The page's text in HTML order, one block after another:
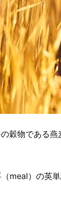
穀物である
meal）の英